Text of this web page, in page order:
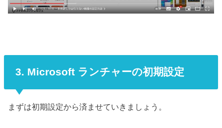
3. Microsoft ランチャーの初期設定
まずは初期設定から済ませていきましょう。